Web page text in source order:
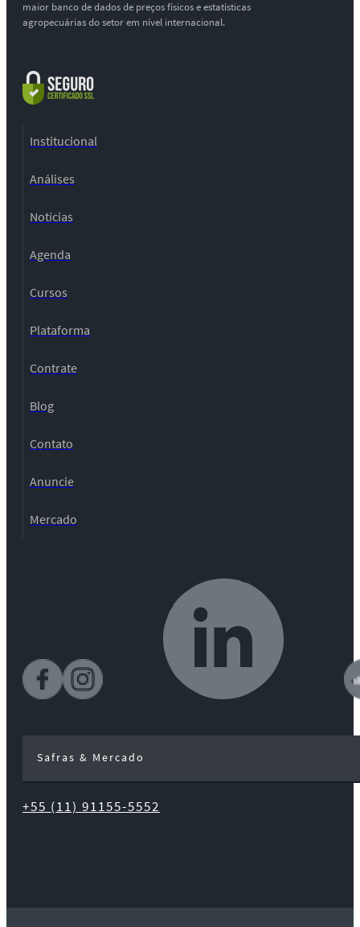
maior banco de dados de preços físicos e estatísticas
agropecuárias do setor em nível internacional.
Institucional
Análises
Notícias
Agenda
Cursos
Plataforma
Contrate
Blog
Contato
Anuncie
Mercado
Safras & Mercado
+55 (11) 91155-5552